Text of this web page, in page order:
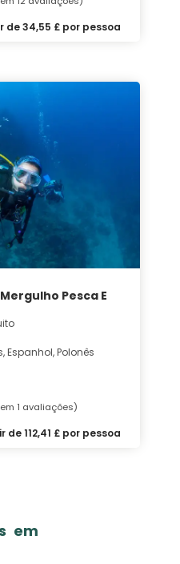
de 34,55 £ por pessoa
Pesca E
Espanhol, Polonês
1 avaliações)
de 112,41 £ por pessoa
em